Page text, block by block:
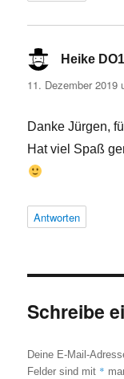
Heike
11. Dezember 2019
Danke Jürgen,
Hat viel Spaß
Antworten
Schreibe
Deine E-Mail-
Felder sind mit *